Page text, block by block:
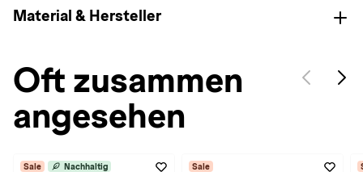
Material & Hersteller
Oft zusammen
angesehen
Sale Nachhaltig Sale